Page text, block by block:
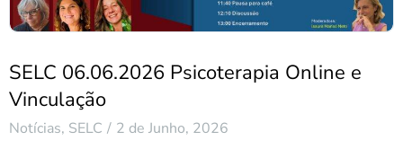
SELC 06.06.2026 Psicoterapia Online e
Vinculação
Notícias, SELC 2 de Junho, 2026